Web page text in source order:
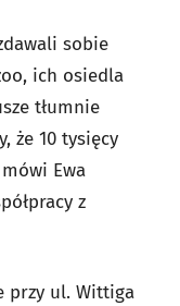
sobie
ich osiedla
tłumnie
że 10 tysięcy
Ewa
z
przy ul. Wittiga